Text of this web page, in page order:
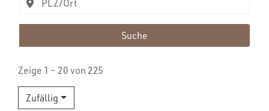
Suche
Zeige 1 – 20 von 225
Zufällig